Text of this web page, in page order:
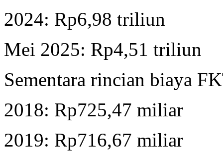
2024: Rp6,98 triliun
Mei 2025: Rp4,51 triliun
Sementara rincian biaya
2018: Rp725,47 miliar
2019: Rp716,67 miliar